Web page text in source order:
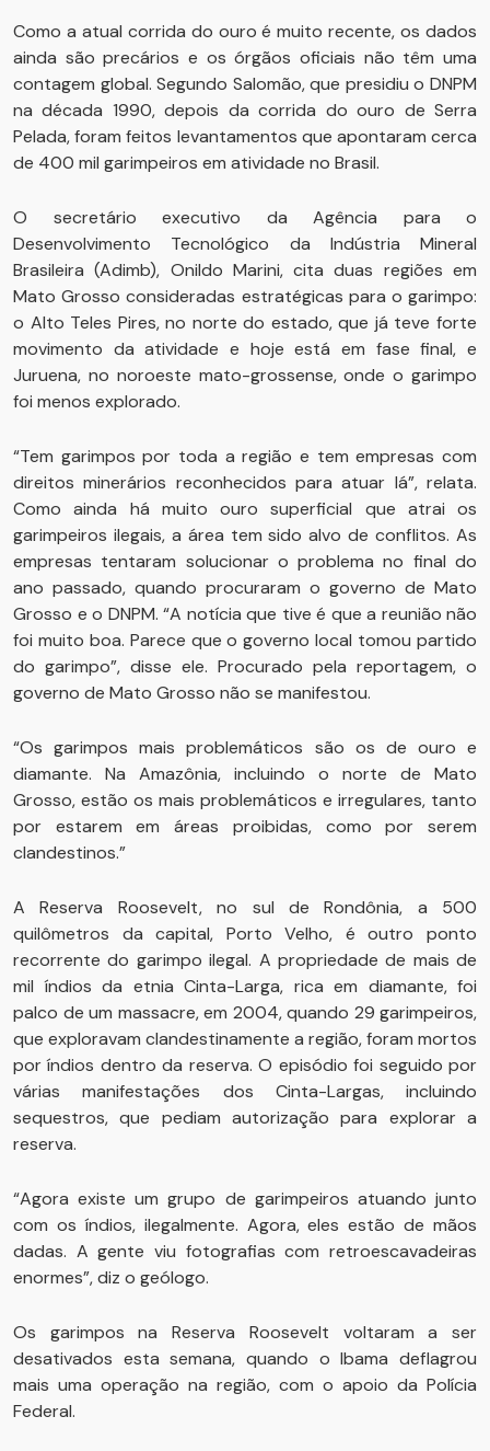
Como a atual corrida do ouro é muito recente, os dados
ainda são precários e os órgãos oficiais não têm uma
contagem global. Segundo Salomão, que presidiu o DNPM
na década 1990, depois da corrida do ouro de Serra
Pelada, foram feitos levantamentos que apontaram cerca
de 400 mil garimpeiros em atividade no Brasil.
O secretário executivo da Agência para o
Desenvolvimento Tecnológico da Indústria Mineral
Brasileira (Adimb), Onildo Marini, cita duas regiões em
Mato Grosso consideradas estratégicas para o garimpo:
o Alto Teles Pires, no norte do estado, que já teve forte
movimento da atividade e hoje está em fase final, e
Juruena, no noroeste mato-grossense, onde o garimpo
foi menos explorado.
“Tem garimpos por toda a região e tem empresas com
direitos minerários reconhecidos para atuar lá”, relata.
Como ainda há muito ouro superficial que atrai os
garimpeiros ilegais, a área tem sido alvo de conflitos. As
empresas tentaram solucionar o problema no final do
ano passado, quando procuraram o governo de Mato
Grosso e o DNPM. “A notícia que tive é que a reunião não
foi muito boa. Parece que o governo local tomou partido
do garimpo”, disse ele. Procurado pela reportagem, o
governo de Mato Grosso não se manifestou.
“Os garimpos mais problemáticos são os de ouro e
diamante. Na Amazônia, incluindo o norte de Mato
Grosso, estão os mais problemáticos e irregulares, tanto
por estarem em áreas proibidas, como por serem
clandestinos.”
A Reserva Roosevelt, no sul de Rondônia, a 500
quilômetros da capital, Porto Velho, é outro ponto
recorrente do garimpo ilegal. A propriedade de mais de
mil índios da etnia Cinta-Larga, rica em diamante, foi
palco de um massacre, em 2004, quando 29 garimpeiros,
que exploravam clandestinamente a região, foram mortos
por índios dentro da reserva. O episódio foi seguido por
várias manifestações dos Cinta-Largas, incluindo
sequestros, que pediam autorização para explorar a
reserva.
“Agora existe um grupo de garimpeiros atuando junto
com os índios, ilegalmente. Agora, eles estão de mãos
dadas. A gente viu fotografias com retroescavadeiras
enormes”, diz o geólogo.
Os garimpos na Reserva Roosevelt voltaram a ser
desativados esta semana, quando o Ibama deflagrou
mais uma operação na região, com o apoio da Polícia
Federal.